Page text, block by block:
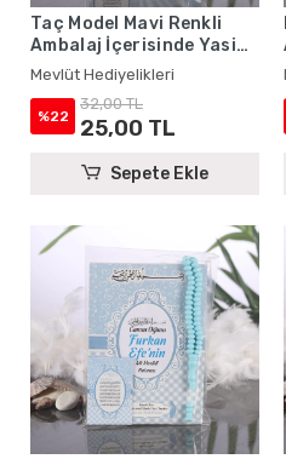
Taç Model Mavi Renkli
Ambalaj İçerisinde Yasin
Kitabı, Magnet ve Tesbih -
Mevlüt Hediyelikleri
Mevlüt Hediyelikleri
%22
32,00 TL
25,00 TL
Sepete Ekle